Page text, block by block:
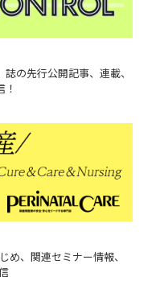
誌の先行公開記事、連載、
め、関連セミナー情報、